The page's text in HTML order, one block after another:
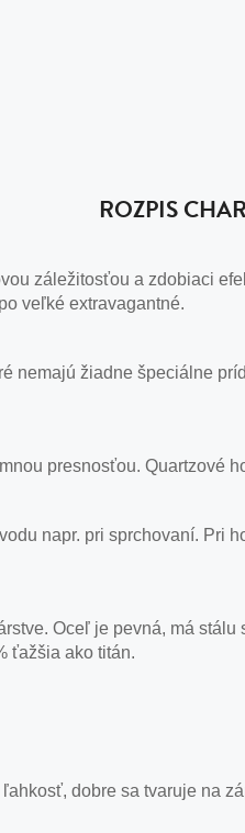
ROZPIS
záležitosťou a zdobiaci
veľké extravagantné.
nemajú žiadne špeciálne
presnosťou. Quartzové
napr. pri sprchovaní.
Oceľ je pevná, má
ťažšia ako titán.
dobre sa tvaruje na